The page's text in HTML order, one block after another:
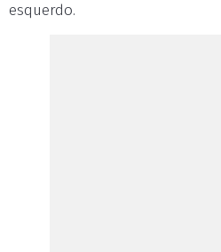
esquerdo.